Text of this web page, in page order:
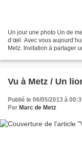
Un jour une photo Un de
d’œil. Avec vous
Metz. Invitation à partager
Vu à Metz / Un
Publié le 06/05/2013 à
Par Marc de Metz